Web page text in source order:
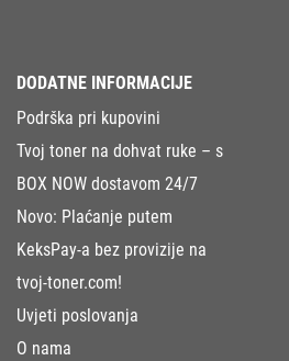
DODATNE INFORMACIJE
Podrška pri kupovini
Tvoj toner na dohvat ruke – s
BOX NOW dostavom 24/7
Novo: Plaćanje putem
KeksPay-a bez provizije na
tvoj-toner.com!
Uvjeti poslovanja
O nama